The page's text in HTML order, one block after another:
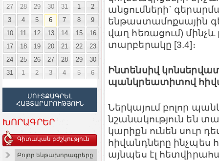
27
28 29 30 31 1
2
3
4 5 6 7 8
9
10
11 12 13 14 15
16
17
18 19 20 21 22
23
24
25 26 27 28 29
30
31
1 2 3 4 5 6
ՄՈՒՏՔԱԳՐԵԼ
ՀԱՅՏԱՐԱՐՈՒԹՅՈՒՆ
ԽՈՐԱԳՐԵՐ
Գիտական բժշկություն
Բոլոր ենթախորագրերը
անցումների`
ենթաստամոքսային
վաղ հեռացում)
տարբերակը [3.4]։
Ինտենսիվ
պանկրեատիտով
Ներկայում բոլոր
նշանակություն են
կարիքն ունեն սուր
հիվանդները ինչպես
այնպես էլ